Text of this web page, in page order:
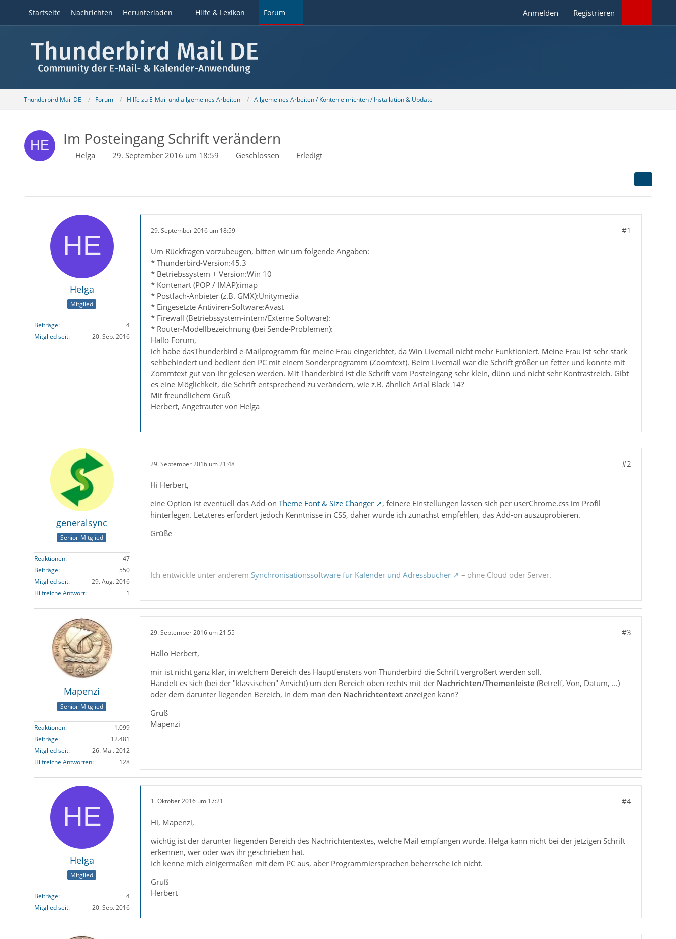
Startseite Nachrichten Herunterladen Hilfe & Lexikon Forum Anmelden Registrieren
Thunderbird Mail DE Forum Hilfe zu E-Mail und allgemeines Arbeiten Allgemeines Arbeiten / Konten einrichten / Installation & Update
Im Posteingang Schrift verändern
Helga 29. September 2016 um 18:59 Geschlossen Erledigt
Helga
Mitglied
Beiträge
4
Mitglied seit
20. Sep. 2016
29. September 2016 um 18:59 #1
Um Rückfragen vorzubeugen, bitten wir um folgende Angaben:
* Thunderbird-Version:45.3
* Betriebssystem + Version:Win 10
* Kontenart (POP / IMAP):imap
* Postfach-Anbieter (z.B. GMX):Unitymedia
* Eingesetzte Antiviren-Software:Avast
* Firewall (Betriebssystem-intern/Externe Software):
* Router-Modellbezeichnung (bei Sende-Problemen):
Hallo Forum,
ich habe dasThunderbird e-Mailprogramm für meine Frau eingerichtet, da Win Livemail nicht mehr Funktioniert. Meine Frau ist sehr stark
sehbehindert und bedient den PC mit einem Sonderprogramm (Zoomtext). Beim Livemail war die Schrift größer un fetter und konnte mit
Zommtext gut von Ihr gelesen werden. Mit Thanderbird ist die Schrift vom Posteingang sehr klein, dünn und nicht sehr Kontrastreich. Gibt
es eine Möglichkeit, die Schrift entsprechend zu verändern, wie z.B. ähnlich Arial Black 14?
Mit freundlichem Gruß
Herbert, Angetrauter von Helga
generalsync
Senior-Mitglied
Reaktionen
47
Beiträge
550
Mitglied seit
29. Aug. 2016
Hilfreiche Antwort
1
29. September 2016 um 21:48 #2
Hi Herbert,
eine Option ist eventuell das Add-on Theme Font & Size Changer
, feinere Einstellungen lassen sich per userChrome.css im Profil
hinterlegen. Letzteres erfordert jedoch Kenntnisse in CSS, daher würde ich zunächst empfehlen, das Add-on auszuprobieren.
Grüße
Ich entwickle unter anderem Synchronisationssoftware für Kalender und Adressbücher – ohne Cloud oder Server.
Mapenzi
Senior-Mitglied
Reaktionen
1.099
Beiträge
12.481
Mitglied seit
26. Mai. 2012
Hilfreiche Antworten
128
29. September 2016 um 21:55 #3
Hallo Herbert,
mir ist nicht ganz klar, in welchem Bereich des Hauptfensters von Thunderbird die Schrift vergrößert werden soll.
Handelt es sich (bei der "klassischen" Ansicht) um den Bereich oben rechts mit der Nachrichten/Themenleiste (Betreff, Von, Datum, ...)
oder dem darunter liegenden Bereich, in dem man den Nachrichtentextanzeigen kann?
Gruß
Mapenzi
Helga
Mitglied
Beiträge
4
Mitglied seit
20. Sep. 2016
1. Oktober 2016 um 17:21 #4
Hi, Mapenzi,
wichtig ist der darunter liegenden Bereich des Nachrichtentextes, welche Mail empfangen wurde. Helga kann nicht bei der jetzigen Schrift
erkennen, wer oder was ihr geschrieben hat.
Ich kenne mich einigermaßen mit dem PC aus, aber Programmiersprachen beherrsche ich nicht.
Gruß
Herbert